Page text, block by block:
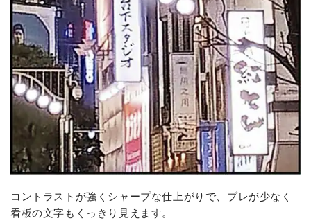
コントラストが強くシャープな仕上がりで、ブレが少なく
看板の文字もくっきり見えます。